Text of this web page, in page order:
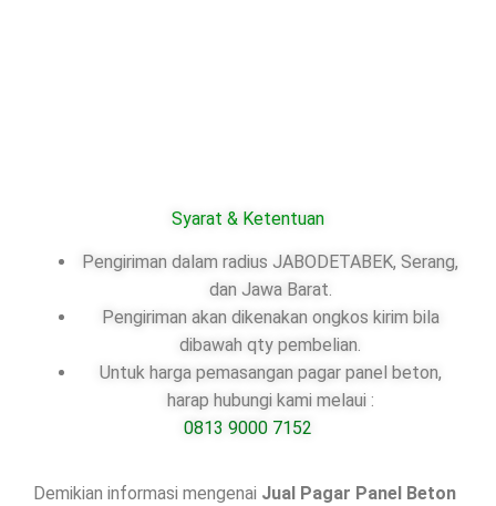
Syarat & Ketentuan
Pengiriman dalam radius JABODETABEK, Serang,
dan Jawa Barat.
Pengiriman akan dikenakan ongkos kirim bila
dibawah qty pembelian.
Untuk harga pemasangan pagar panel beton,
harap hubungi kami melaui :
0813 9000 7152
Demikian informasi mengenai Jual Pagar Panel Beton